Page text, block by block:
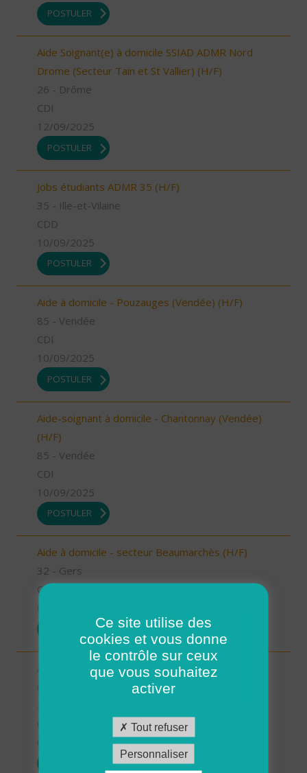
POSTULER
Aide Soignant(e) à domicile SSIAD ADMR Nord
Drome (Secteur Tain et St Vallier) (H/F)
26 - Drôme
CDI
12/09/2025
POSTULER
Jobs étudiants ADMR 35 (H/F)
35 - Ille-et-Vilaine
CDD
10/09/2025
POSTULER
Aide à domicile - Pouzauges (Vendée) (H/F)
85 - Vendée
CDI
10/09/2025
POSTULER
Aide-soignant à domicile - Chantonnay (Vendée)
(H/F)
85 - Vendée
CDI
10/09/2025
POSTULER
Aide à domicile - secteur Beaumarchès (H/F)
32 - Gers
CDI
Auxiliaire de vie sociale - secteur L'Isle Jourdain
(H/F)
Ce site utilise des
cookies et vous donne
le contrôle sur ceux
que vous souhaitez
activer
Tout refuser
Personnaliser